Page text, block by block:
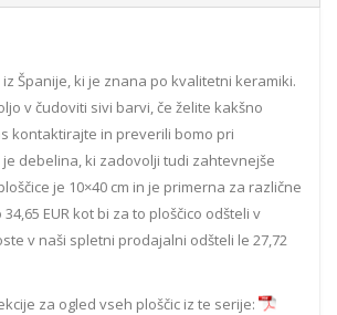
Španije, ki je znana po kvalitetni keramiki.
v čudoviti sivi barvi, če želite kakšno
kontaktirajte in preverili bomo pri
je debelina, ki zadovolji tudi zahtevnejše
je 10×40 cm in je primerna za različne
EUR kot bi za to ploščico odšteli v
v naši spletni prodajalni odšteli le 27,72
za ogled vseh ploščic iz te serije: